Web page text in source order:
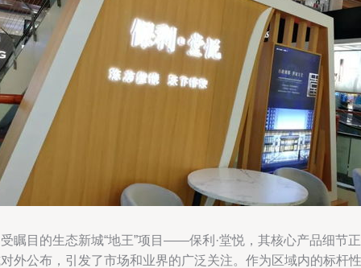
瞩目的生态新城“地王”项目——保利·堂悦，其核心产品细节正
外公布，引发了市场和业界的广泛关注。作为区域内的标杆性